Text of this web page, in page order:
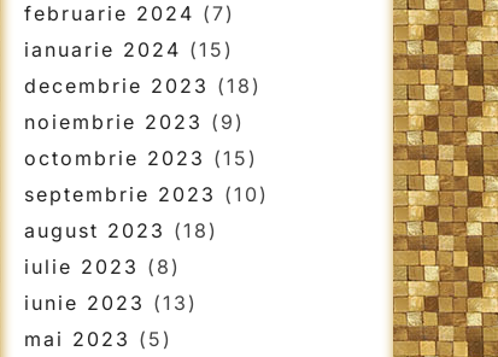
februarie 2024 (7)
ianuarie 2024 (15)
decembrie 2023 (18)
noiembrie 2023 (9)
octombrie 2023 (15)
septembrie 2023 (10)
august 2023 (18)
iulie 2023 (8)
iunie 2023 (13)
mai 2023 (5)